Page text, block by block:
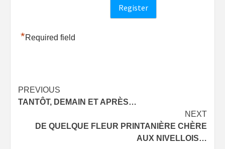
*Required field
Post
navigation
PREVIOUS
TANTÔT, DEMAIN ET APRÈS…
NEXT
DE QUELQUE FLEUR PRINTANIÈRE CHÈRE
AUX NIVELLOIS…